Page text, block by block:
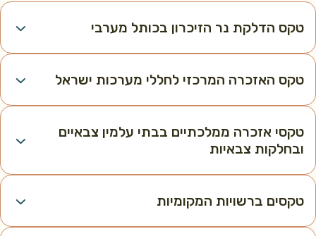
טקס הדלקת נר הזיכרון בכותל מערבי
טקס האזכרה המרכזי לחללי מערכות ישראל
טקסי אזכרה ממלכתיים בבתי עלמין צבאיים
ובחלקות צבאיות
טקסים ברשויות המקומיות